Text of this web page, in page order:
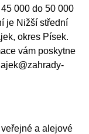
000 do 50 000
je Nižší střední
okres Písek.
vám poskytne
a alejové